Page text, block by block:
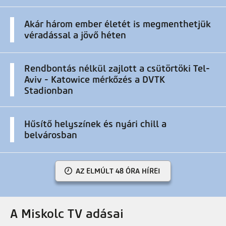
Akár három ember életét is megmenthetjük
véradással a jövő héten
Rendbontás nélkül zajlott a csütörtöki Tel-
Aviv - Katowice mérkőzés a DVTK
Stadionban
Hűsítő helyszínek és nyári chill a
belvárosban
AZ ELMÚLT 48 ÓRA HÍREI
A Miskolc TV adásai